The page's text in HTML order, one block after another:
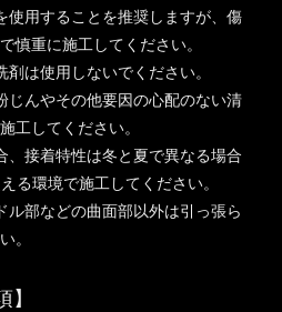
使用することを推奨しますが、傷
慎重に施工してください。
は使用しないでください。
じんやその他要因の心配のない清
工してください。
、接着特性は冬と夏で異なる場合
る環境で施工してください。
ル部などの曲面部以外は引っ張ら
。
】